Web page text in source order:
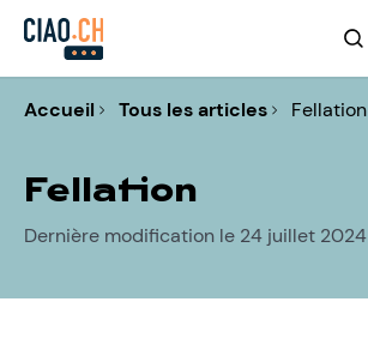
Accueil Tous les articles Fellation
Fellation
Dernière modification le 24 juillet 2024